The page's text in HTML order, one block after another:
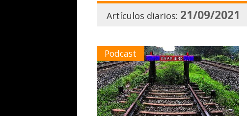
Artículos diarios: 21/09/2021
Podcast